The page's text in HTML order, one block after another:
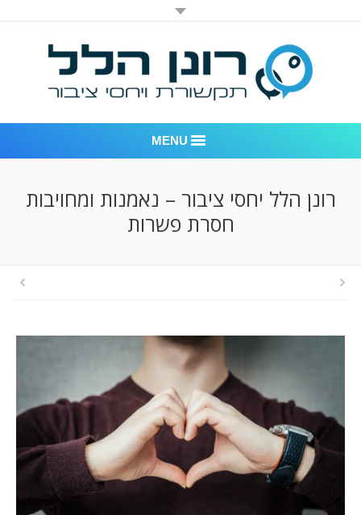
MENU
אודות החברה
ניהול מוניטין
צור קשר
רונן הלל יחסי ציבור – נאמנות ומחויבות
חסרת פשרות